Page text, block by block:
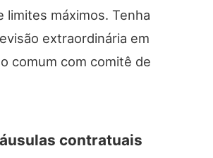
limites máximos. Tenha
extraordinária em
comum com comitê de
contratuais